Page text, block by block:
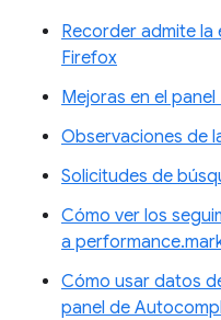
Recorder admite
Firefox
Mejoras en el
Observaciones de
Solicitudes de
Cómo ver los
a
Cómo usar datos
panel de